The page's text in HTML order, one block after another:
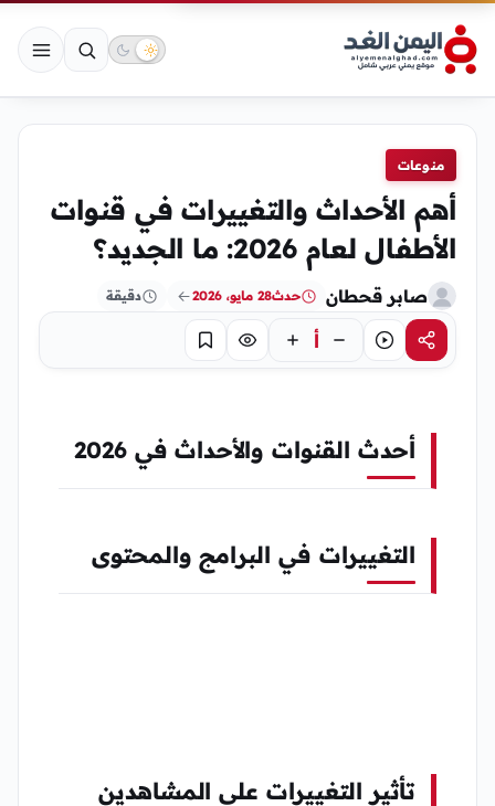
منوعات
أهم الأحداث والتغييرات في قنوات
الأطفال لعام 2026: ما الجديد؟
صابر قحطان حدث28 مايو، 2026 دقيقة
مشاركةاستماع أ تركيز حفظ
أحدث القنوات والأحداث في 2026
التغييرات في البرامج والمحتوى
تأثير التغييرات على المشاهدين